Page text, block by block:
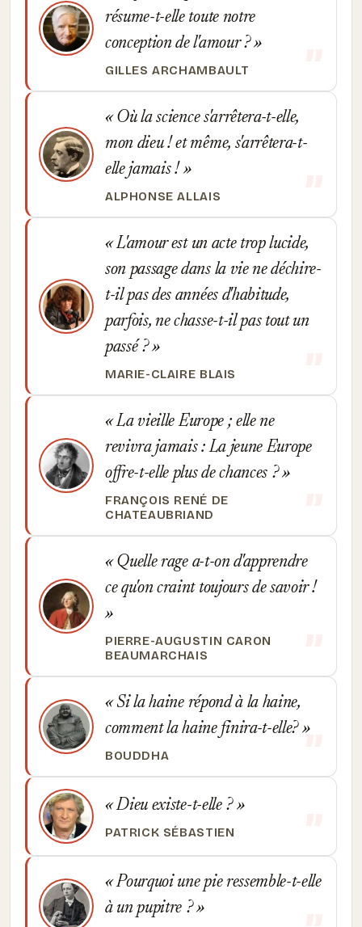
résume-t-elle toute notre
conception de l'amour ?
GILLES ARCHAMBAULT
Où la science s'arrêtera-t-elle,
mon dieu ! et même, s'arrêtera-t-
elle jamais !
ALPHONSE ALLAIS
L'amour est un acte trop lucide,
son passage dans la vie ne déchire-
t-il pas des années d'habitude,
parfois, ne chasse-t-il pas tout un
passé ?
MARIE-CLAIRE BLAIS
La vieille Europe ; elle ne
revivra jamais : La jeune Europe
offre-t-elle plus de chances ?
FRANÇOIS RENÉ DE
CHATEAUBRIAND
Quelle rage a-t-on d'apprendre
ce qu'on craint toujours de savoir !
PIERRE-AUGUSTIN CARON
BEAUMARCHAIS
Si la haine répond à la haine,
comment la haine finira-t-elle?
BOUDDHA
Dieu existe-t-elle ?
PATRICK SÉBASTIEN
Pourquoi une pie ressemble-t-elle
à un pupitre ?